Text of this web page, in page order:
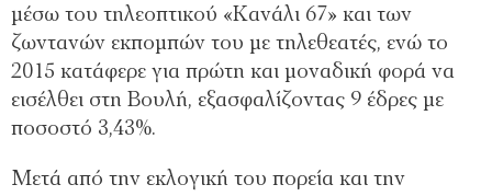
μέσω του τηλεοπτικού «Κανάλι 67» και των
ζωντανών εκπομπών του με τηλεθεατές, ενώ το
2015 κατάφερε για πρώτη και μοναδική φορά να
εισέλθει στη Βουλή, εξασφαλίζοντας 9 έδρες με
ποσοστό 3,43%.
Μετά από την εκλογική του πορεία και την